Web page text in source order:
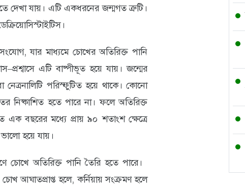
দেখা যায়। এটি একধরনের জন্মগত ত্রুটি।
যার মাধ্যমে চোখের অতিরিক্ত পানি
এটি বাষ্পীভূত হয়ে যায়। জন্মের
পরিস্ফুটিত হয়ে থাকে। কোনো
নিষ্কাশিত হতে পারে না। ফলে অতিরিক্ত
এক বছরের মধ্যে প্রায় ৯০ শতাংশ ক্ষেত্রে
হয়ে যায়।
চোখে অতিরিক্ত পানি তৈরি হতে পারে।
আঘাতপ্রাপ্ত হলে, কর্নিয়ায় সংক্রমণ হলে